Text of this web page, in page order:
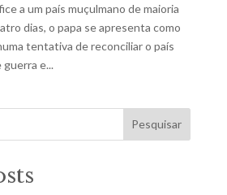
a um país muçulmano de maioria
dias, o papa se apresenta como
tentativa de reconciliar o país
e...
Pesquisar